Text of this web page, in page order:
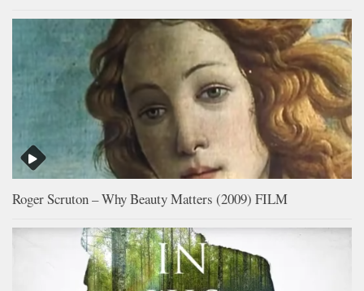
Roger Scruton – Why Beauty Matters (2009) FILM